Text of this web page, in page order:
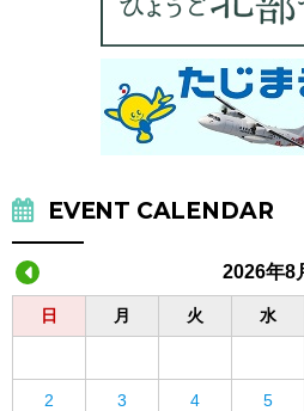
EVENT CALENDAR
2026年8
日 月 火 水
2 3 4 5